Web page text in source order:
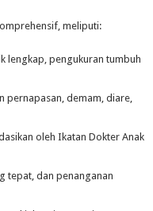
meliputi:
lengkap, pengukuran tumbuh
pernapasan, demam, diare,
oleh Ikatan Dokter Anak
tepat, dan penanganan